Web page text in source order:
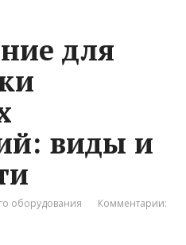
для
виды и
оборудования
Комментарии: